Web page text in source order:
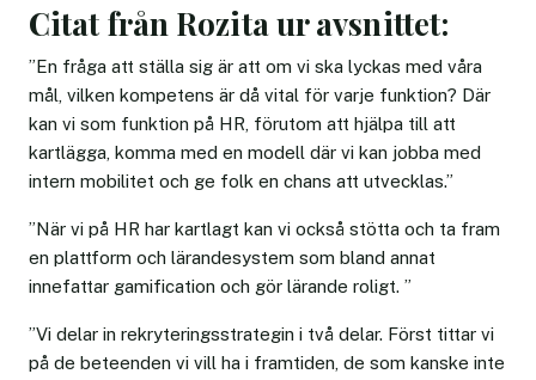
Citat från Rozita ur avsnittet:
”En fråga att ställa sig är att om vi ska lyckas med våra
mål, vilken kompetens är då vital för varje funktion? Där
kan vi som funktion på HR, förutom att hjälpa till att
kartlägga, komma med en modell där vi kan jobba med
intern mobilitet och ge folk en chans att utvecklas.”
”När vi på HR har kartlagt kan vi också stötta och ta fram
en plattform och lärandesystem som bland annat
innefattar gamification och gör lärande roligt. ”
”Vi delar in rekryteringsstrategin i två delar. Först tittar vi
på de beteenden vi vill ha i framtiden, de som kanske inte